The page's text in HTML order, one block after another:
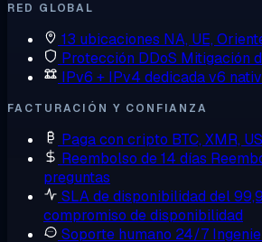
RED GLOBAL
13 ubicaciones NA, UE,
Protección DDoS Mitigación
IPv6 + IPv4 dedicadav6
FACTURACIÓN Y CONFIANZA
Paga con cripto BTC, XMR,
Reembolso de 14 días
preguntas
SLA de disponibilidad del
compromiso de disponibilidad
Soporte humano 24/7